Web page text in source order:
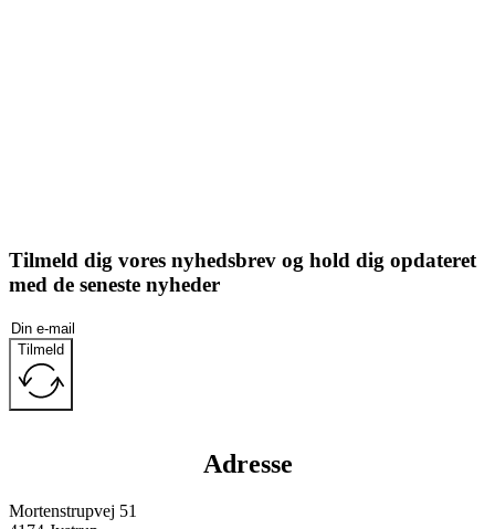
Tilmeld dig vores nyhedsbrev og hold dig opdateret
med de seneste nyheder
Tilmeld
Adresse
Mortenstrupvej 51